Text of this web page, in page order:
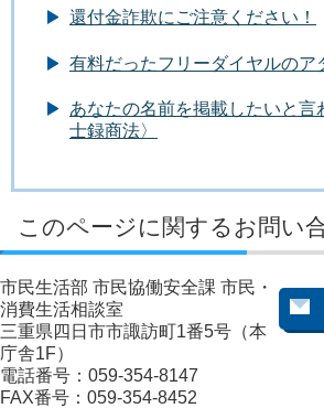
還付金詐欺にご注意ください！
有料だったフリーダイヤルのア
あなたの名前を掲載したいと
士録商法〉
このページに関するお問い
市民生活部 市民協働安全課 市民・
消費生活相談室
三重県四日市市諏訪町1番5号（本
庁舎1F）
電話番号：059-354-8147
FAX番号：059-354-8452